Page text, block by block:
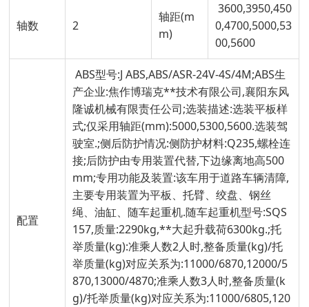
轴数 2
轴距(m
m)
3600,3950,450
0,4700,5000,53
00,5600
配置
ABS型号:J ABS,ABS/ASR-24V-4S/4M;ABS生
产企业:焦作博瑞克**技术有限公司,襄阳东风
隆诚机械有限责任公司;选装描述:选装平板样
式;仅采用轴距(mm):5000,5300,5600.选装驾
驶室.;侧后防护情况:侧防护材料:Q235,螺栓连
接;后防护由专用装置代替,下边缘离地高500
mm;专用功能及装置:该车用于道路车辆清障,
主要专用装置为平板、托臂、绞盘、钢丝
绳、油缸、随车起重机.随车起重机型号:SQS
157,质量:2290kg,**大起升载荷6300kg.;托
举质量(kg):准乘人数2人时,整备质量(kg)/托
举质量(kg)对应关系为:11000/6870,12000/5
870,13000/4870;准乘人数3人时,整备质量(k
g)/托举质量(kg)对应关系为:11000/6805,120